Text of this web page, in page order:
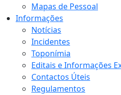
Mapas de Pessoal
Informações
Notícias
Incidentes
Toponímia
Editais e Informações
Contactos Úteis
Regulamentos